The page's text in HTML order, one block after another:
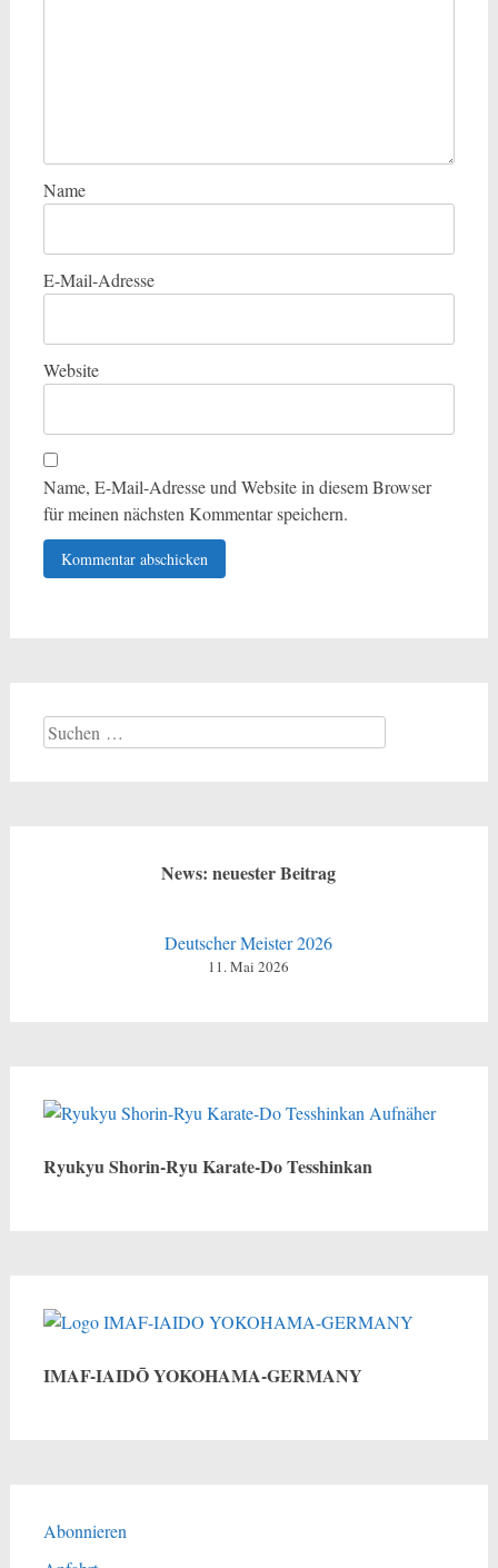
Name
E-Mail-Adresse
Website
Name, E-Mail-Adresse und Website in diesem Browser
für meinen nächsten Kommentar speichern.
Suchen
nach:
News: neuester Beitrag
Deutscher Meister 2026
11. Mai 2026
Ryukyu Shorin-Ryu Karate-Do Tesshinkan
IMAF-IAIDŌ YOKOHAMA-GERMANY
Abonnieren